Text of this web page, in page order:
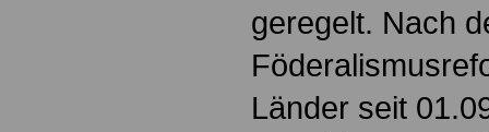
geregelt. Nach
Länder seit